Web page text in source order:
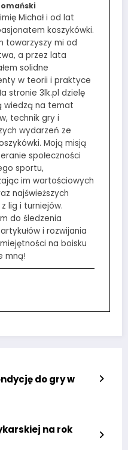
Michał i od lat
koszykówki.
towarzyszy mi od
a przez lata
solidne
w teorii i praktyce
stronie 3lk.pl dzielę
wiedzą na temat
technik gry i
wydarzeń ze
Moją misją
społeczności
sportu,
im wartościowych
najświeższych
lig i turniejów.
do śledzenia
i rozwijania
na boisku
mną!
do gry w
na rok